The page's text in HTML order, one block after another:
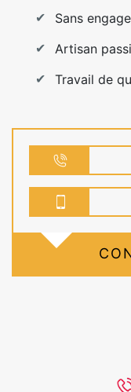
Sans
Artisan
Travail de